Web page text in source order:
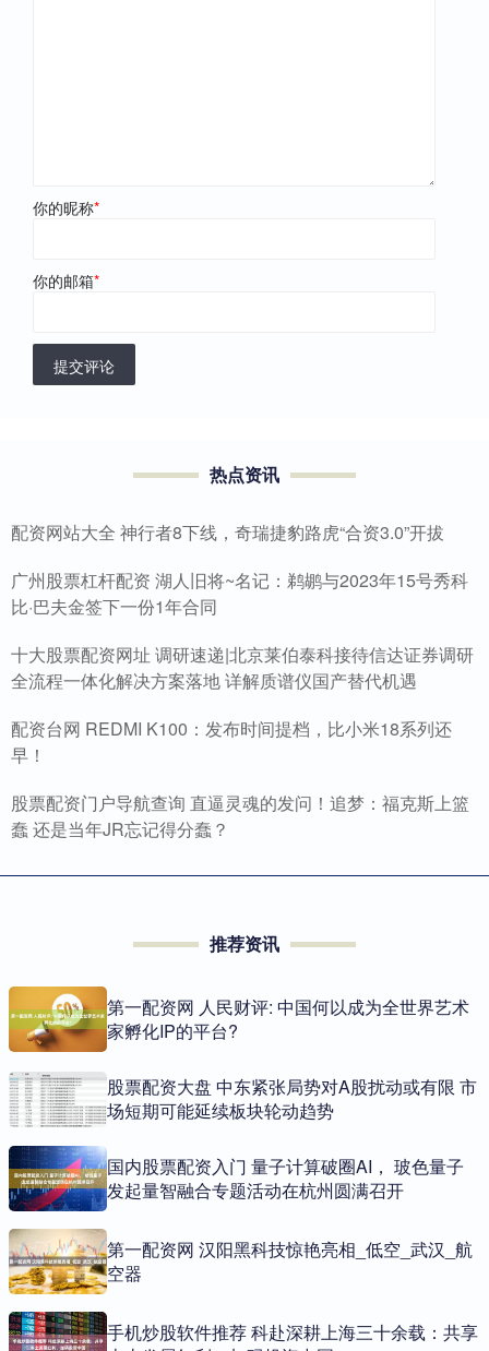
你的昵称*
你的邮箱*
提交评论
热点资讯
配资网站大全 神行者8下线，奇瑞捷豹路虎“合资3.0”开拔
广州股票杠杆配资 湖人旧将~名记：鹈鹕与2023年15号秀科
比·巴夫金签下一份1年合同
十大股票配资网址 调研速递|北京莱伯泰科接待信达证券调研
全流程一体化解决方案落地 详解质谱仪国产替代机遇
配资台网 REDMI K100：发布时间提档，比小米18系列还
早！
股票配资门户导航查询 直逼灵魂的发问！追梦：福克斯上篮
蠢 还是当年JR忘记得分蠢？
推荐资讯
第一配资网 人民财评: 中国何以成为全世界艺术
家孵化IP的平台?
股票配资大盘 中东紧张局势对A股扰动或有限 市
场短期可能延续板块轮动趋势
国内股票配资入门 量子计算破圈AI， 玻色量子
发起量智融合专题活动在杭州圆满召开
第一配资网 汉阳黑科技惊艳亮相_低空_武汉_航
空器
手机炒股软件推荐 科赴深耕上海三十余载：共享